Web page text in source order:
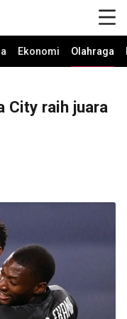
Ekonomi Olahraga
City raih juara